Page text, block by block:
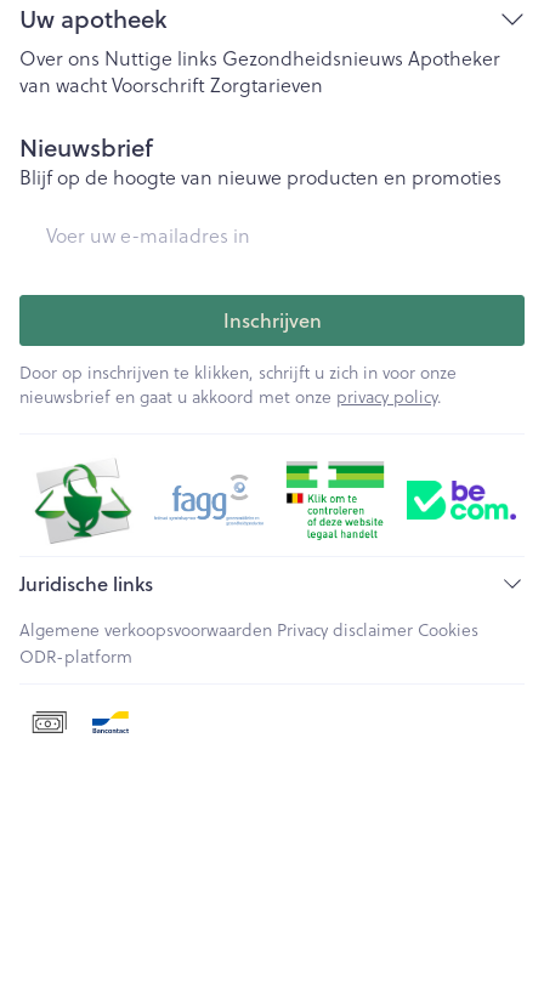
Uw apotheek
Over ons Nuttige links Gezondheidsnieuws Apotheker
van wachtVoorschriftZorgtarieven
Nieuwsbrief
Blijf op de hoogte van nieuwe producten en promoties
Inschrijven
Door op inschrijven te klikken, schrijft u zich in voor onze
nieuwsbrief en gaat u akkoord met onze privacy policy.
Juridische links
Algemene verkoopsvoorwaarden Privacy disclaimer Cookies
ODR-platform